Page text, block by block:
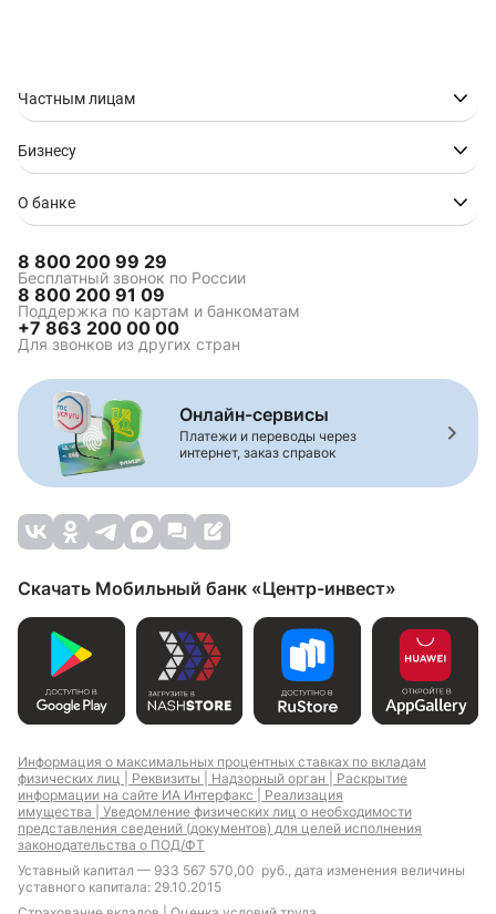
Частным лицам
Бизнесу
О банке
8 800 200 99 29
Бесплатный звонок по России
8 800 200 91 09
Поддержка по картам и банкоматам
+7 863 200 00 00
Для звонков из других стран
Онлайн-сервисы
Платежи и переводы через
интернет, заказ справок
Скачать Мобильный банк «Центр-инвест»
Информация о максимальных процентных ставках по вкладам
физических лиц | Реквизиты | Надзорный орган | Раскрытие
информации на сайте ИА Интерфакс | Реализация
имущества | Уведомление физических лиц о необходимости
представления сведений (документов) для целей исполнения
законодательства о ПОД/ФТ
Уставный капитал — 933 567 570,00 руб., дата изменения величины
уставного капитала: 29.10.2015